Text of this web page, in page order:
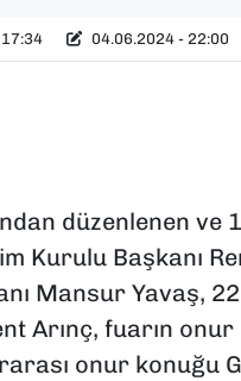
04.06.2024 - 22:00
düzenlenen ve
Kurulu Başkanı
Mansur Yavaş,
Arınç, fuarın
onur konuğu